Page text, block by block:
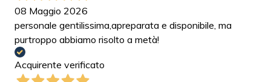
08 Maggio 2026
personale gentilissima,apreparata e disponibile, ma
purtroppo abbiamo risolto a metà!
Acquirente verificato